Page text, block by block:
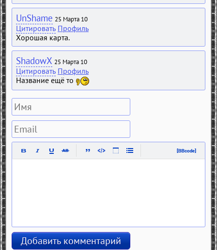
UnShame 25 Марта 10
Цитировать Профиль
Хорошая карта.
ShadowX 25 Марта 10
Цитировать Профиль
Название ещё то